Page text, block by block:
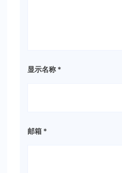
显示名称 *
邮箱 *